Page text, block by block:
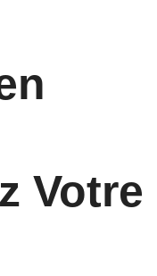
Votre